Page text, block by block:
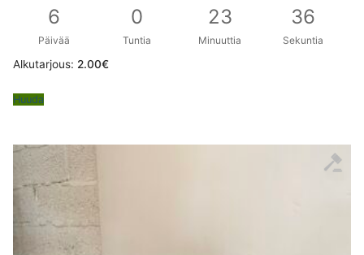
6
Päivää
0
Tuntia
23
Minuuttia
36
Sekuntia
Alkutarjous: 2.00€
Huuda